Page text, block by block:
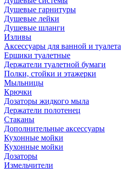
Душевые гарнитуры
Душевые лейки
Душевые шланги
Изливы
Аксессуары для ванной и туалета
Ершики туалетные
Держатели туалетной бумаги
Полки, стойки и этажерки
Мыльницы
Крючки
Дозаторы жидкого мыла
Держатели полотенец
Стаканы
Дополнительные аксессуары
Кухонные мойки
Кухонные мойки
Дозаторы
Измельчители